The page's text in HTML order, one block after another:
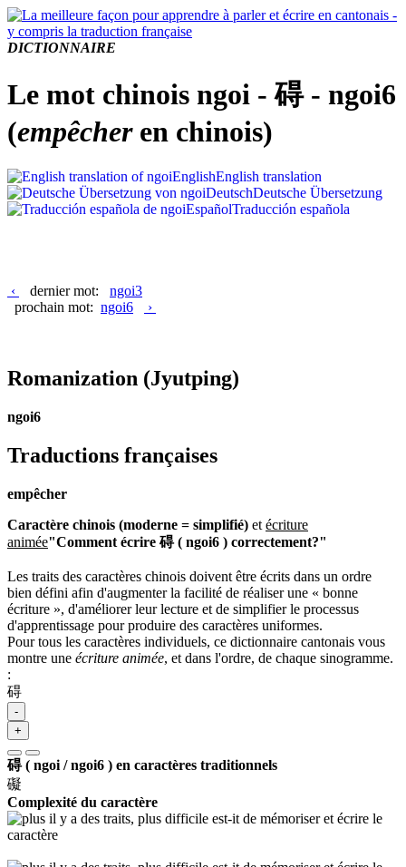
DICTIONNAIRE
Le mot chinois ngoi - 碍 - ngoi6
(empêcheren chinois)
EnglishEnglish translation
DeutschDeutsche Übersetzung
EspañolTraducción española
‹ dernier mot: ngoi3
prochain mot: ngoi6 ›
Romanization (Jyutping)
ngoi6
Traductions françaises
empêcher
Caractère chinois (moderne = simplifié) et écriture
animée"Comment écrire 碍 ( ngoi6 ) correctement?"
Les traits des caractères chinois doivent être écrits dans un ordre
bien défini afin d'augmenter la facilité de réaliser une « bonne
écriture », d'améliorer leur lecture et de simplifier le processus
d'apprentissage pour produire des caractères uniformes.
Pour tous les caractères individuels, ce dictionnaire cantonais vous
montre une écriture animée, et dans l'ordre, de chaque sinogramme.
:
碍
-
+
碍 ( ngoi / ngoi6 ) en caractères traditionnels
礙
Complexité du caractère